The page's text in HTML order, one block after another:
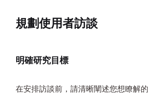
規劃使用者訪談
明確研究目標
在安排訪談前，請清晰闡述您想瞭解